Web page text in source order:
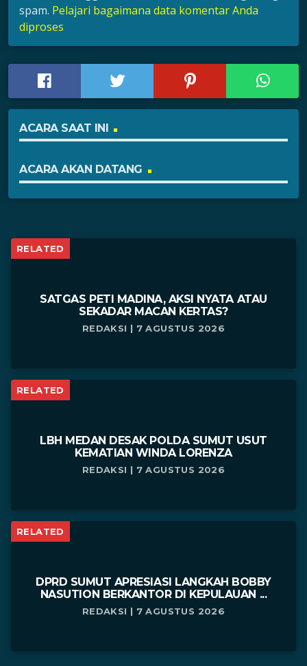
spam. Pelajari bagaimana data komentar Anda
diproses
ACARA SAAT INI
ACARA AKAN DATANG
RELATED
SATGAS PETI MADINA, AKSI NYATA ATAU
SEKADAR MACAN KERTAS?
REDAKSI | 7 AGUSTUS 2026
RELATED
LBH MEDAN DESAK POLDA SUMUT USUT
KEMATIAN WINDA LORENZA
REDAKSI | 7 AGUSTUS 2026
RELATED
DPRD SUMUT APRESIASI LANGKAH BOBBY
NASUTION BERKANTOR DI KEPULAUAN ...
REDAKSI | 7 AGUSTUS 2026